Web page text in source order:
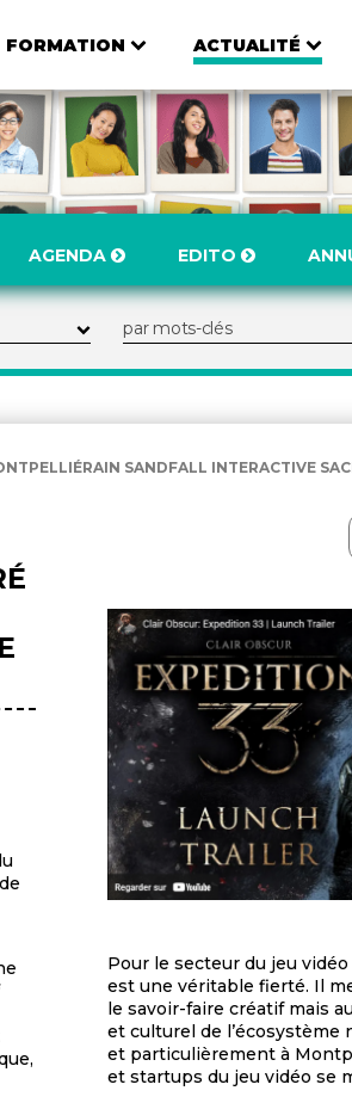
FORMATION ACTUALITÉ
AGENDA EDITO
SANDFALL INTERACTIVE
Pour le secteur du jeu
est une véritable fierté. Il
le savoir-faire créatif mais
et culturel de l’écosystème
et particulièrement à
et startups du jeu vidéo se